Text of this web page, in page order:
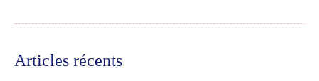
Articles récents